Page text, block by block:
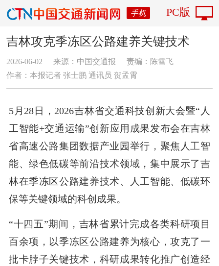
手机 PC版
吉林攻克季冻区公路建养关键技术
2026-06-02 来源：中国交通报
责编：陈雪飞
作者：本报记者 张士鹏 通讯员 贺孟霄
5月28日，2026吉林省交通科技创新大会暨“人
工智能+交通运输”创新应用成果发布会在吉林
省高速公路集团数据产业园举行，聚焦人工智
能、绿色低碳等前沿技术领域，集中展示了吉
林在季冻区公路建养技术、人工智能、低碳环
保等关键领域的科创成果。
“十四五”期间，吉林省累计完成各类科研项目
百余项，以季冻区公路建养为核心，攻克了一
批卡脖子关键技术，科研成果转化推广创造经